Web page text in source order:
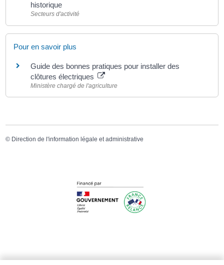
historique
Secteurs d'activité
Pour en savoir plus
Guide des bonnes pratiques pour installer des
clôtures électriques
Ministère chargé de l'agriculture
© Direction de l'information légale et administrative